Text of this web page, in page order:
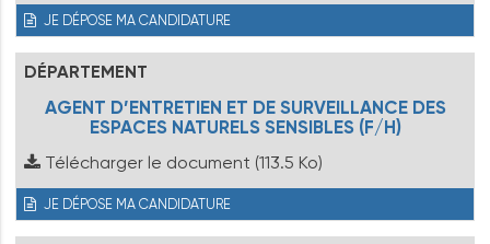
JE DÉPOSE MA CANDIDATURE
DÉPARTEMENT
AGENT D’ENTRETIEN ET DE SURVEILLANCE DES
ESPACES NATURELS SENSIBLES (F/H)
Télécharger le document (113.5 Ko)
JE DÉPOSE MA CANDIDATURE